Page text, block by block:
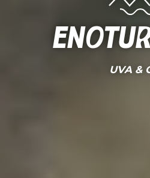
UVA &